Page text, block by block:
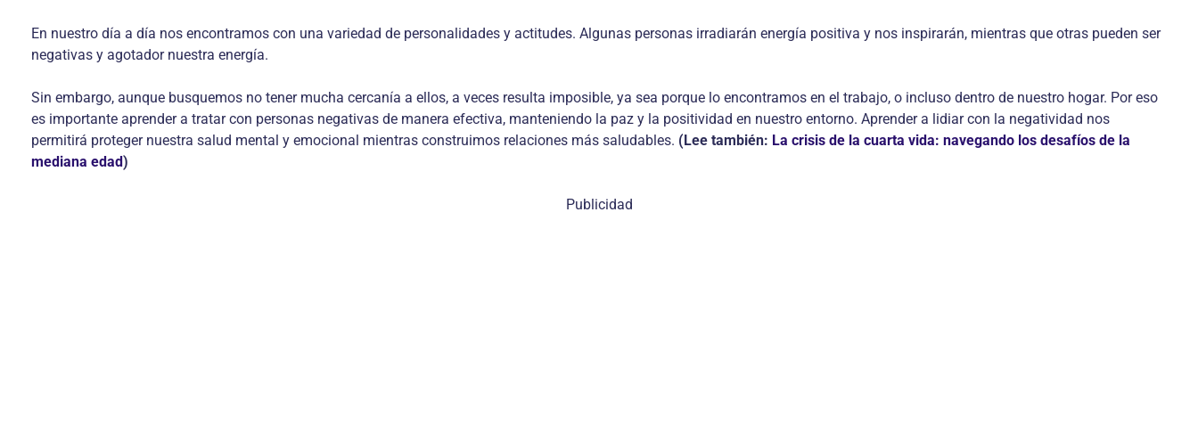
En nuestro día a día nos encontramos con una variedad de personalidades y actitudes. Algunas personas irradiarán energía positiva y nos inspirarán, mientras que otras pueden ser
negativas y agotador nuestra energía.
Sin embargo, aunque busquemos no tener mucha cercanía a ellos, a veces resulta imposible, ya sea porque lo encontramos en el trabajo, o incluso dentro de nuestro hogar. Por eso
es importante aprender a tratar con personas negativas de manera efectiva, manteniendo la paz y la positividad en nuestro entorno. Aprender a lidiar con la negatividad nos
permitirá proteger nuestra salud mental y emocional mientras construimos relaciones más saludables. (Lee también: La crisis de la cuarta vida: navegando los desafíos de la
mediana edad)
Publicidad